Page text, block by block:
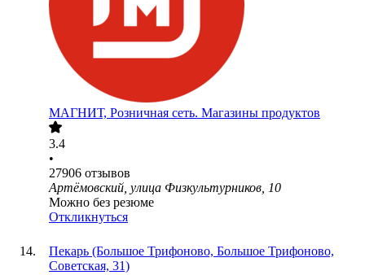
МАГНИТ, Розничная сеть. Магазины продуктов
3.4
•
27906 отзывов
Артёмовский, улица Физкультурников, 10
Можно без резюме
Откликнуться
Пекарь (Большое Трифоново, Большое Трифоново,
Советская, 31)